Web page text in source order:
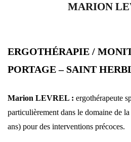
MARION
ERGOTHÉRAPIE /
PORTAGE – SAINT
Marion LEVREL : ergothérapeute
particulièrement dans le domaine de
ans) pour des interventions précoces.